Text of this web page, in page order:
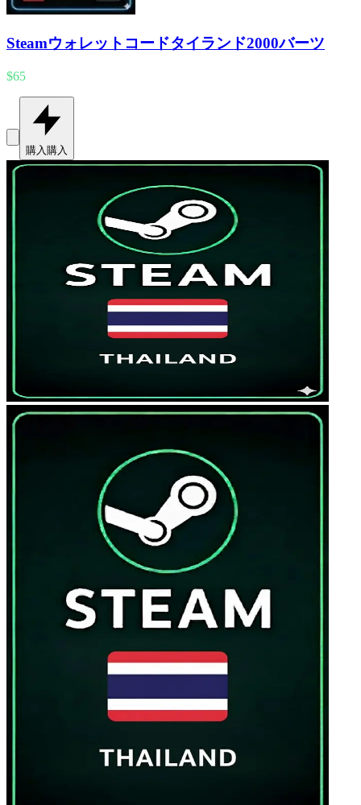
Steamウォレットコードタイランド2000バーツ
$65
購入 購入